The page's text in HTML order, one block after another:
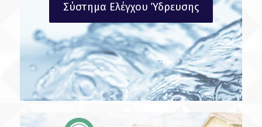
Σύστημα Ελέγχου Ύδρευσης